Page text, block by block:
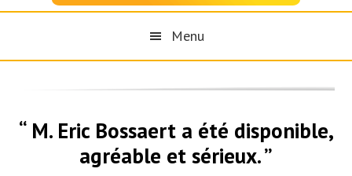
Menu
“ M. Eric Bossaert a été disponible,
agréable et sérieux. ”